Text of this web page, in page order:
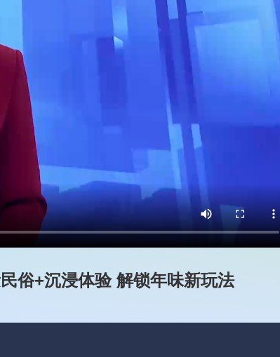
俗+沉浸体验 解锁年味新玩法